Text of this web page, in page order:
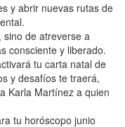
y abrir nuevas rutas de
de atreverse a
consciente y liberado.
tu carta natal de
y desafíos te traerá,
Karla Martínez a quien
tu horóscopo junio